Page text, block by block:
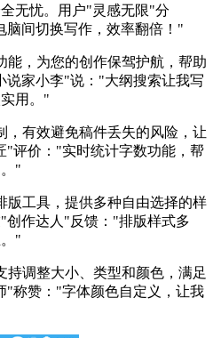
无忧。用户"灵感无限"分
脑间切换写作，效率翻倍！"
能，为您的创作保驾护航，帮助
说家小李"说："大纲搜索让我写
用。"
，有效避免稿件丢失的风险，让
"评价："实时统计字数功能，帮
"
版工具，提供多种自由选择的样
创作达人"反馈："排版样式多
"
持调整大小、类型和颜色，满足
"称赞："字体颜色自定义，让我